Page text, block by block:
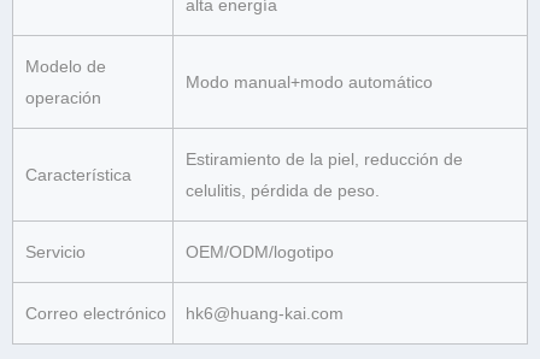
alta energía
Modelo de
operación
Modo manual+modo automático
Característica
Estiramiento de la piel, reducción de
celulitis, pérdida de peso.
Servicio OEM/ODM/logotipo
Correo electrónico hk6@huang-kai.com